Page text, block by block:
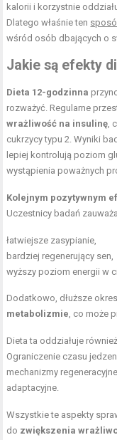
kalorii i korzystnie
Dlatego właśnie ten
wśród osób dbających o
Jakie są efekty
Dieta 12-godzinna
rozważyć. Regularne
wrażliwość na insulinę,
cukrzycy typu 2. Wyniki
lepiej kontrolują poziom
wystąpienia poważnych
Kolejnym pozytywnym
Uczestnicy badań
łatwiejsze zasypianie,
bardziej regenerujący sen,
wyższy poziom energii w
Dodatkowo, dłuższe
metabolizmie, co może
Dieta ta oddziałuje
Ograniczenie czasu
mechanizmy
adaptacyjne.
Wszystkie te aspekty
do zwiększenia